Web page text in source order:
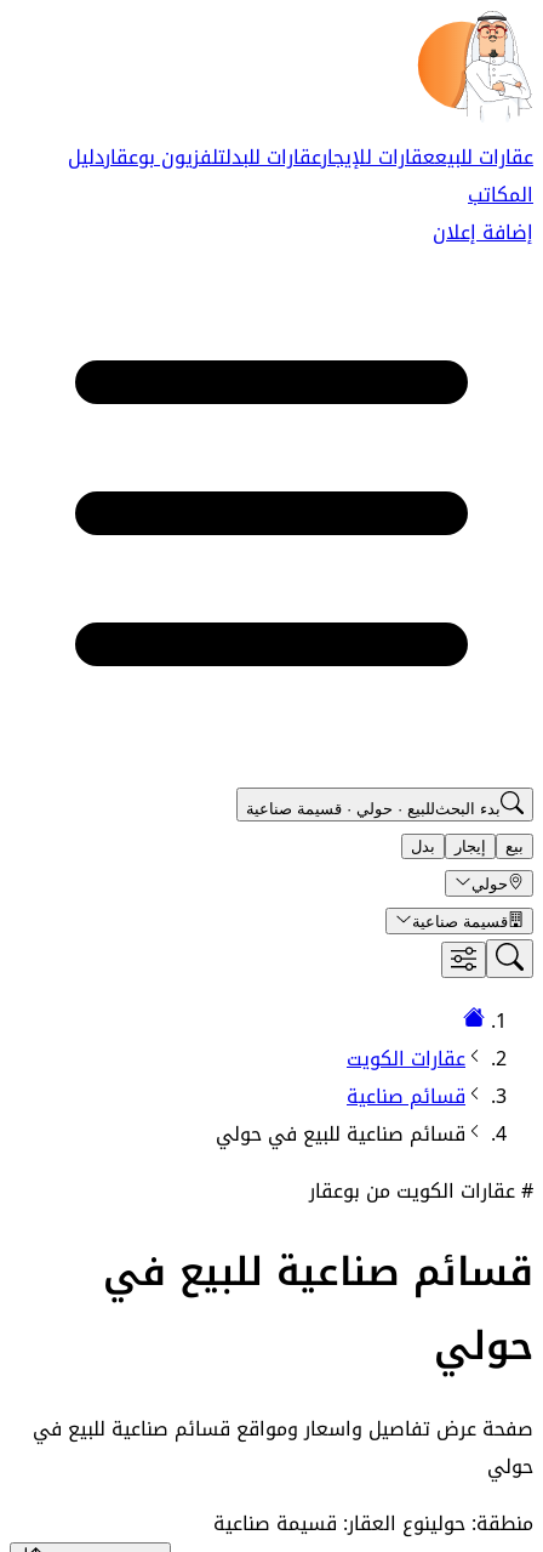
عقارات للبيععقارات للإيجارعقارات للبدلتلفزيون بوعقاردليل
المكاتب
إضافة إعلان
بدء البحثللبيع · حولي · قسيمة صناعية
بيع إيجار بدل
حولي
قسيمة صناعية
عقارات الكويت
قسائم صناعية
قسائم صناعية للبيع فيحولي
# عقارات الكويت من بوعقار
قسائم صناعية للبيع في
حولي
صفحة عرض تفاصيل واسعار ومواقع قسائم صناعية للبيع في
حولي
منطقة: حولينوع العقار: قسيمة صناعية